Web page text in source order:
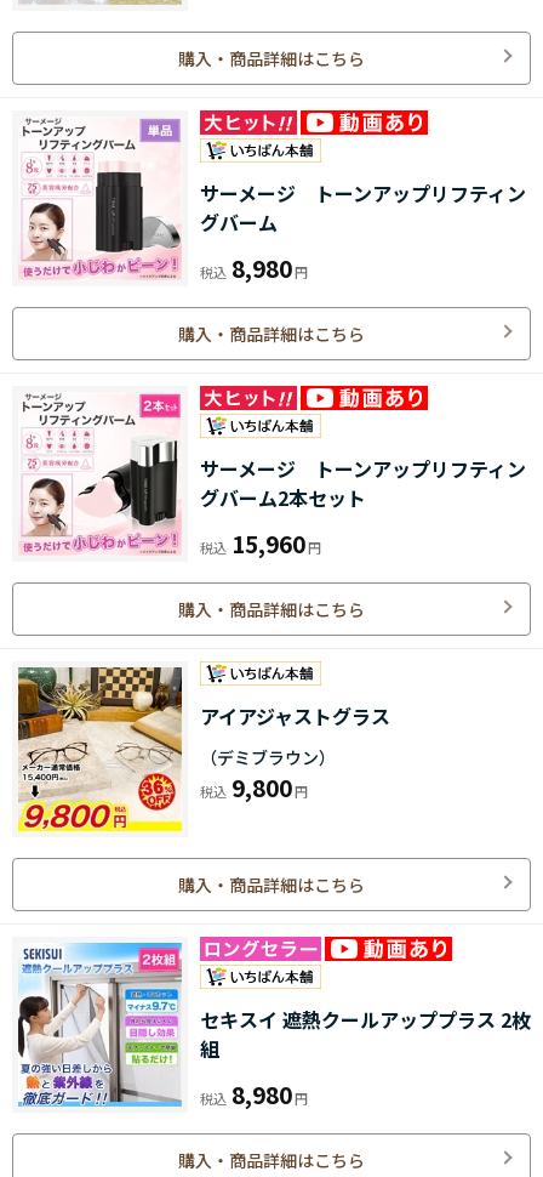
購入・商品詳細はこちら
サーメージ トーンアップリフティン
グバーム
8,980
購入・商品詳細はこちら
サーメージ トーンアップリフティン
グバーム2本セット
15,960
購入・商品詳細はこちら
アイアジャストグラス
（デミブラウン）
9,800
購入・商品詳細はこちら
セキスイ 遮熱クールアッププラス 2枚
組
8,980
購入・商品詳細はこちら